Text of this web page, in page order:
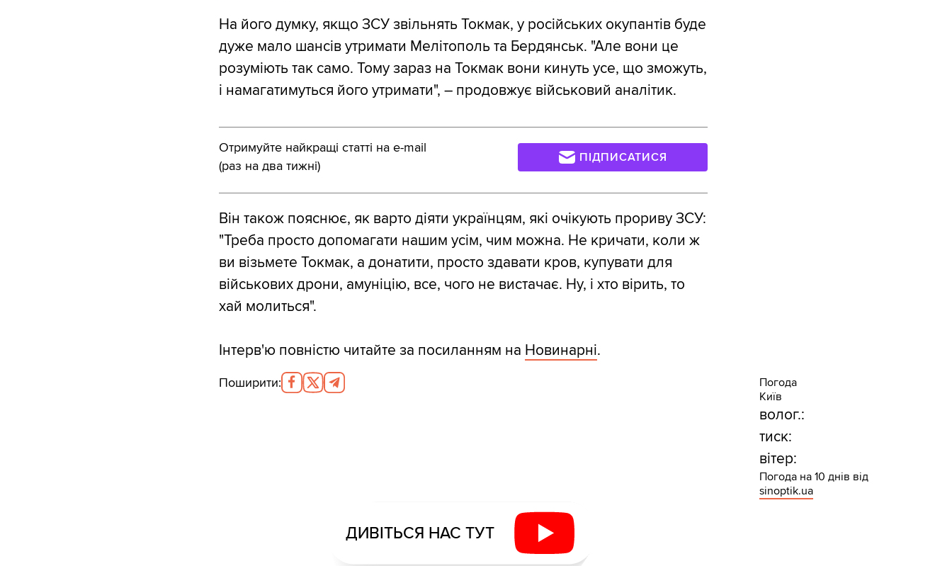
На його думку, якщо ЗСУ звільнять Токмак, у російських окупантів буде
дуже мало шансів утримати Мелітополь та Бердянськ. "Але вони це
розуміють так само. Тому зараз на Токмак вони кинуть усе, що зможуть,
і намагатимуться його утримати", – продовжує військовий аналітик.
Отримуйте найкращі статті на e-mail
(раз на два тижні)
ПІДПИСАТИСЯ
Він також пояснює, як варто діяти українцям, які очікують прориву ЗСУ:
"Треба просто допомагати нашим усім, чим можна. Не кричати, коли ж
ви візьмете Токмак, а донатити, просто здавати кров, купувати для
військових дрони, амуніцію, все, чого не вистачає. Ну, і хто вірить, то
хай молиться".
Інтерв'ю повністю читайте за посиланням на Новинарні.
Поширити:
ДИВІТЬСЯ НАС ТУТ
Погода
Київ
волог.:
тиск:
вітер:
Погода на 10 днів від
sinoptik.ua